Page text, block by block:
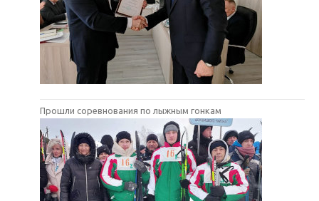
Прошли соревнования по лыжным гонкам